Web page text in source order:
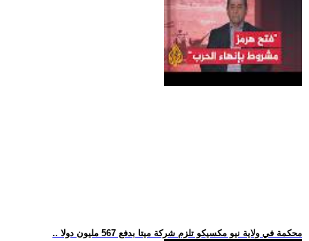
.. محكمة في ولاية نيو مكسيكو تلزم شركة ميتا بدفع 567 مليون دولا